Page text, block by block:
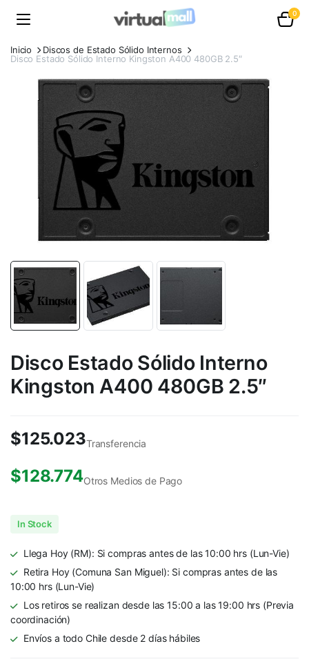
0
Inicio
Discos de Estado Sólido Internos
Disco Estado Sólido Interno Kingston A400 480GB 2.5″
Disco Estado Sólido Interno
Kingston A400 480GB 2.5″
$125.023Transferencia
$128.774Otros Medios de Pago
In Stock
Llega Hoy (RM): Si compras antes de las 10:00 hrs (Lun-Vie)
Retira Hoy (Comuna San Miguel): Si compras antes de las
10:00 hrs (Lun-Vie)
Los retiros se realizan desde las 15:00 a las 19:00 hrs (Previa
coordinación)
Envíos a todo Chile desde 2 días hábiles